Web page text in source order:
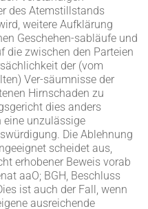
des Atemstillstands
weitere Aufklärung
Geschehen-sabläufe und
die zwischen den Parteien
der (vom
Ver-säumnisse der
Hirnschaden zu
dies anders
eine unzulässige
Die Ablehnung
scheidet aus,
erhobener Beweis vorab
aaO; BGH, Beschluss
ist auch der Fall, wenn
ausreichende